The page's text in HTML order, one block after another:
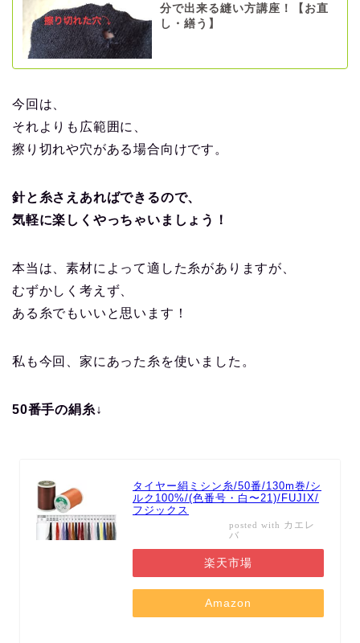
分で出来る縫い方講座！【お直
し・繕う】
今回は、
それよりも広範囲に、
擦り切れや穴がある場合向けです。
針と糸さえあればできるので、
気軽に楽しくやっちゃいましょう！
本当は、素材によって適した糸がありますが、
むずかしく考えず、
ある糸でもいいと思います！
私も今回、家にあった糸を使いました。
50番手の絹糸↓
タイヤー絹ミシン糸/50番/130m巻/シ
ルク100%/(色番号・白〜21)/FUJIX/
フジックス
posted with カエレ
バ
楽天市場
Amazon